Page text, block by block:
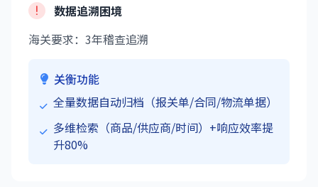
数据追溯困境
海关要求：3年稽查追溯
关衡功能
全量数据自动归档（报关单/合同/物流单据）
多维检索（商品/供应商/时间）+响应效率提
升80%